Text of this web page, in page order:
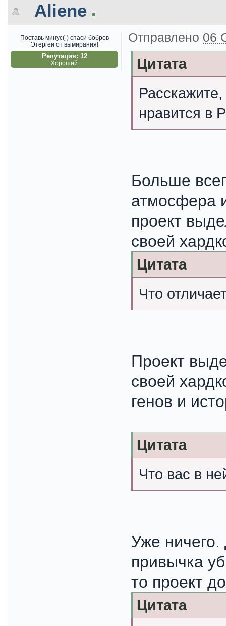
Aliene
Поставь минус(-) спаси бобров
Этергеи от вымирания!
Репутация: 12
Хороший
Отправлено 06
Цитата
нравится в
Больше
атмосфера
проект
своей
Цитата
Что
Проект
своей
генов и
Цитата
Что вас в
Уже
привычка
то проект
Цитата